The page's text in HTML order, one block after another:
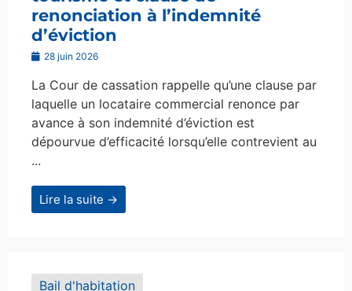
renonciation à l’indemnité
d’éviction
28 juin 2026
La Cour de cassation rappelle qu’une clause par
laquelle un locataire commercial renonce par
avance à son indemnité d’éviction est
dépourvue d’efficacité lorsqu’elle contrevient au
...
Lire la suite →
Bail d'habitation